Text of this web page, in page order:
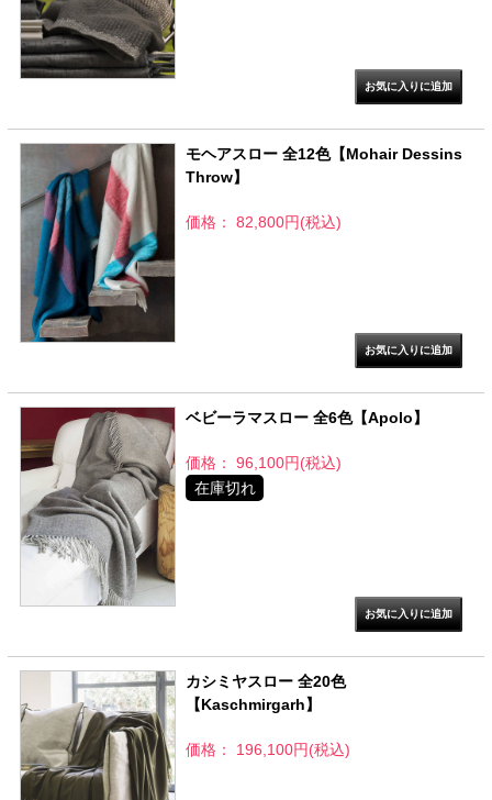
モヘアスロー 全12色【Mohair Dessins
Throw】
価格： 82,800円(税込)
ベビーラマスロー 全6色【Apolo】
価格： 96,100円(税込)
在庫切れ
カシミヤスロー 全20色
【Kaschmirgarh】
価格： 196,100円(税込)